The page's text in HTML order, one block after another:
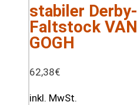
stabiler Derby-
Faltstock VAN
GOGH
62,38€
inkl. MwSt.